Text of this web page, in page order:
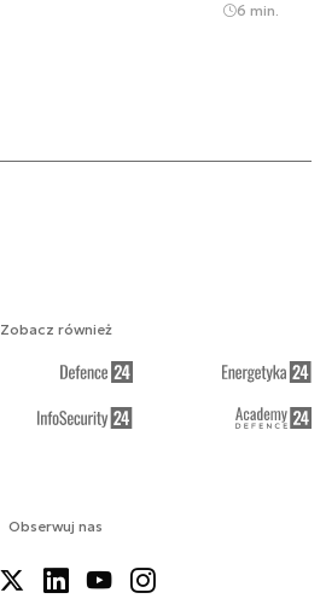
6 min.
Obserwuj nas
Zobacz również